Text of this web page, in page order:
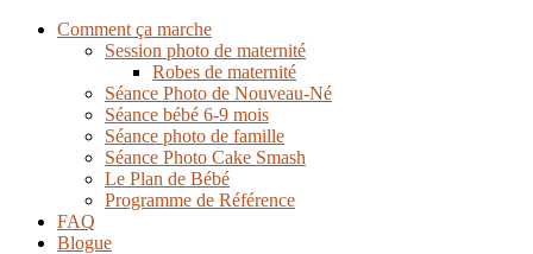
Comment ça marche
Session photo de maternité
Robes de maternité
Séance Photo de Nouveau-Né
Séance bébé 6-9 mois
Séance photo de famille
Séance Photo Cake Smash
Le Plan de Bébé
Programme de Référence
FAQ
Blogue